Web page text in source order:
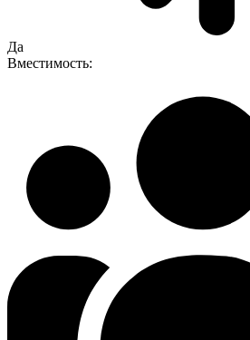
Да
Вместимость: